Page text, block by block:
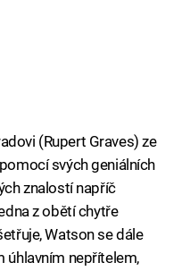
(Rupert Graves) ze
svých geniálních
znalostí napříč
z obětí chytře
Watson se dále
úhlavním nepřítelem,